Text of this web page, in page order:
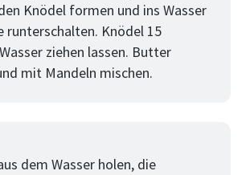
Knödel formen und ins Wasser
runterschalten. Knödel 15
ziehen lassen. Butter
mit Mandeln mischen.
dem Wasser holen, die